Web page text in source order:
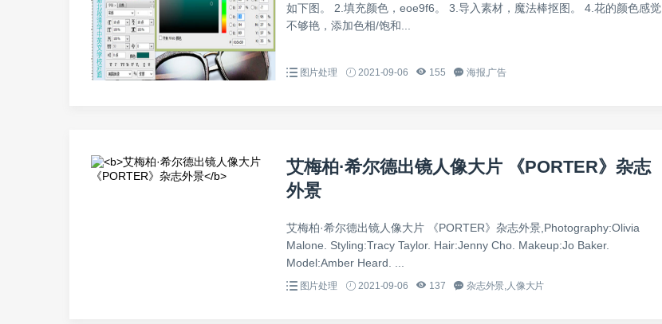
如下图。 2.填充颜色，eoe9f6。 3.导入素材，魔法棒抠图。 4.花的颜色感觉
不够艳，添加色相/饱和...
图片处理 2021-09-06 155 海报,广告
艾梅柏·希尔德出镜人像大片 《PORTER》杂志
外景
艾梅柏·希尔德出镜人像大片 《PORTER》杂志外景,Photography:Olivia
Malone. Styling:Tracy Taylor. Hair:Jenny Cho. Makeup:Jo Baker.
Model:Amber Heard. ...
图片处理 2021-09-06 137 杂志外景,人像大片